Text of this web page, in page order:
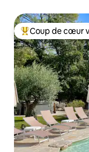
Coups de cœur
Coup de cœur